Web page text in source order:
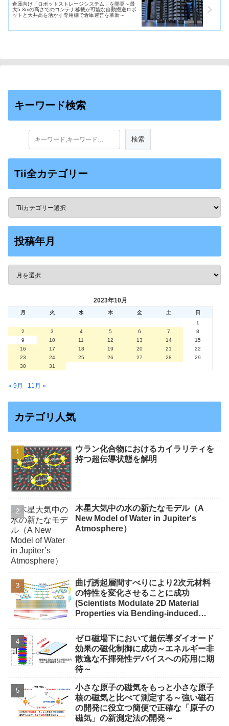
倉庫向け「ロボットストレージシステム」を開発～最
大5.3mの高さでのコンテナ移載が可能な自動搬送ロボ
ットと天井高を活かす専用棚で倉庫運営を革新～
キーワード検索
Tii全カテゴリー
投稿年月
2023年10月
月 火 水 木 金 土
日
1
2
3 4 5 6 7
8
9
10 11 12 13 14
15
16
17 18 19 20 21
22
23
24 25 26 27 28
29
30
31
« 9月 11月 »
カテゴリ人気
ウラン化合物におけるカイラリティを
持つ超伝導状態を解明
木星大気中の水の新たなモデル（A
New Model of Water in Jupiter's
Atmosphere）
曲げ誘起層間すべりにより2次元材料
の特性を変化させることに成功
(Scientists Modulate 2D Material
Properties via Bending-induced
ゼロ磁場下において超伝導ダイオード
効果の磁化制御に成功～エネルギー非
散逸な不揮発性デバイスへの応用に期
待～
小さな原子の磁気をもっと小さな原子
核の磁気と比べて測定する～強い磁石
の開発に役立つ簡便で正確な「原子の
磁気」の新測定法の開発～